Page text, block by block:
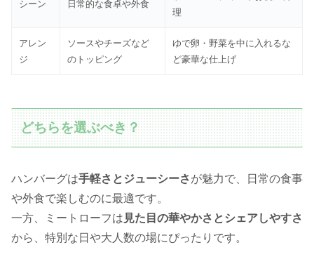
シーン 日常的な食卓や外食
理
アレン
ジ
ソースやチーズなど
のトッピング
ゆで卵・野菜を中に入れるな
ど豪華な仕上げ
どちらを選ぶべき？
ハンバーグは手軽さとジューシーさが魅力で、日常の食事
や外食で楽しむのに最適です。
一方、ミートローフは 見た目の華やかさとシェアしやすさ
から、特別な日や大人数の場にぴったりです。